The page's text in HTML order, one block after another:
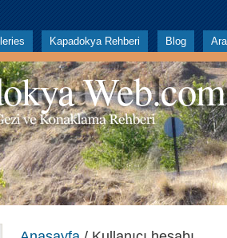
Kapadokya Rehberi Blog Ara
Web.com